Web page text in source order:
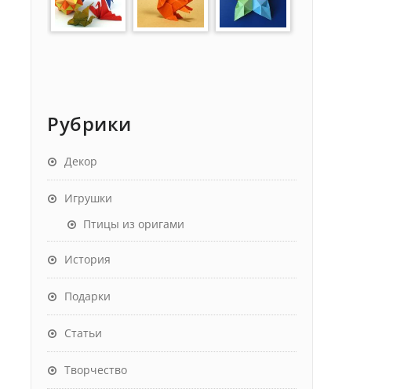
Рубрики
Декор
Игрушки
Птицы из оригами
История
Подарки
Статьи
Творчество